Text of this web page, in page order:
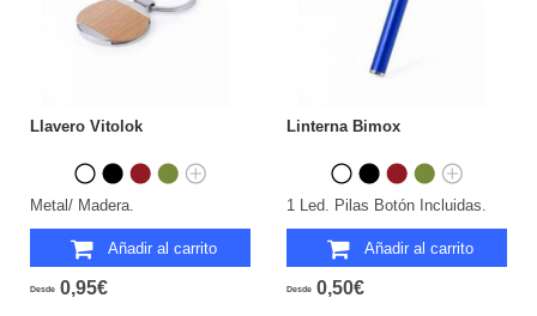
Llavero Vitolok
Metal/ Madera.
Añadir al carrito
Desde 0,95€
Linterna Bimox
1 Led. Pilas Botón Incluidas.
Añadir al carrito
Desde 0,50€